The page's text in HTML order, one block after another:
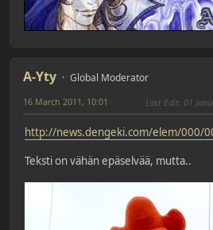
A-Yty Global Moderator
16 March 2011, 10:01 Last Edit: 01
http://news.dengeki.com/elem/000/
Teksti on vähän epäselvää, mutta..